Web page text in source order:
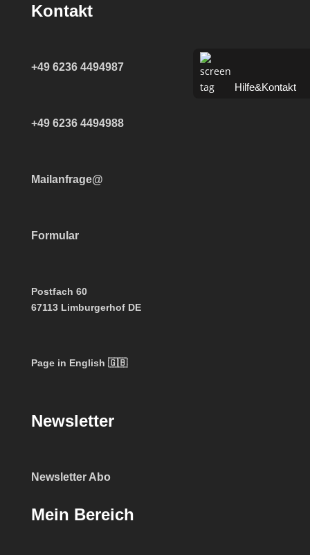
Kontakt
+49 6236 4494987
+49 6236 4494988
Mailanfrage@
Formular
Postfach 60
67113 Limburgerhof DE
Page in English 🇬🇧
Newsletter
Newsletter Abo
Mein Bereich
Hilfe&Kontakt